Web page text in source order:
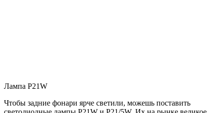
Лампа P21W
Чтобы задние фонари ярче светили, можешь поставить